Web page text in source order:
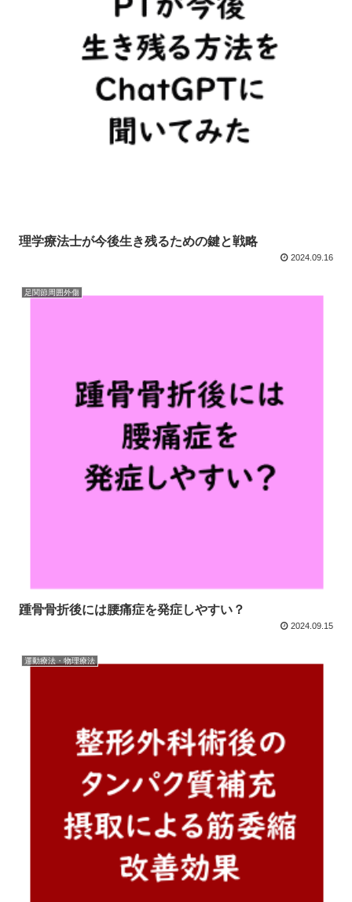
理学療法士が今後生き残るための鍵と戦略
2024.09.16
足関節周囲外傷
踵骨骨折後には腰痛症を発症しやすい？
2024.09.15
運動療法・物理療法